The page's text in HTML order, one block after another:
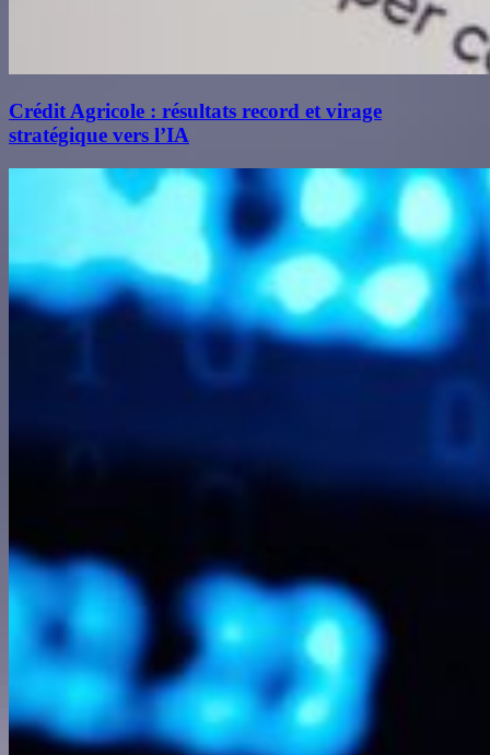
Crédit Agricole : résultats record et virage
stratégique vers l’IA